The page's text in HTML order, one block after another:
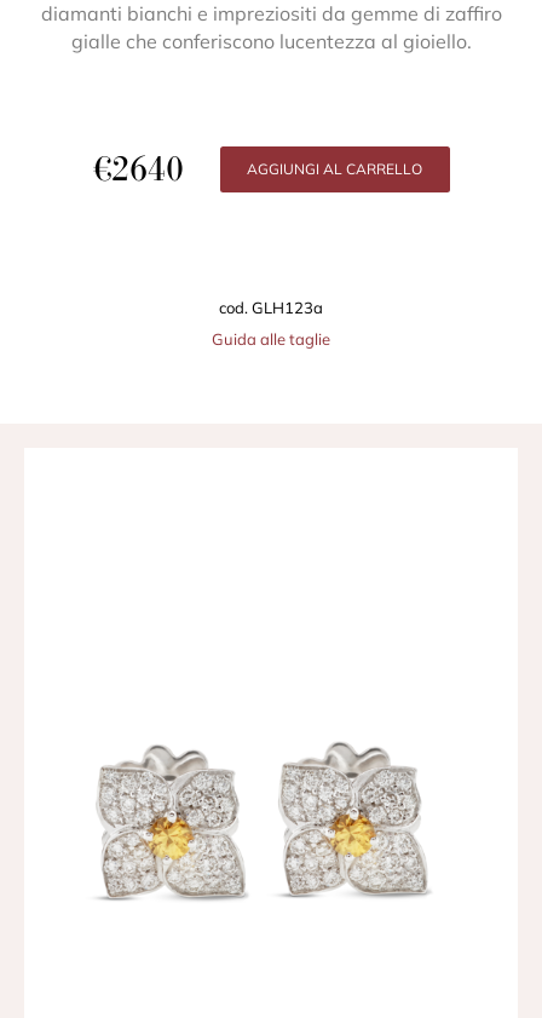
diamanti bianchi e impreziositi da gemme di zaffiro
gialle che conferiscono lucentezza al gioiello.
€2640 AGGIUNGI AL CARRELLO
cod. GLH123a
Guida alle taglie